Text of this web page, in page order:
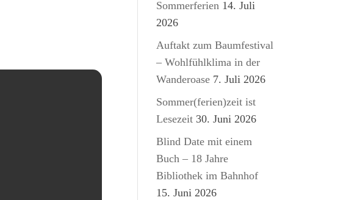
Sommerferien 14. Juli
2026
Auftakt zum Baumfestival
– Wohlfühlklima in der
Wanderoase 7. Juli 2026
Sommer(ferien)zeit ist
Lesezeit 30. Juni 2026
Blind Date mit einem
Buch – 18 Jahre
Bibliothek im Bahnhof
15. Juni 2026